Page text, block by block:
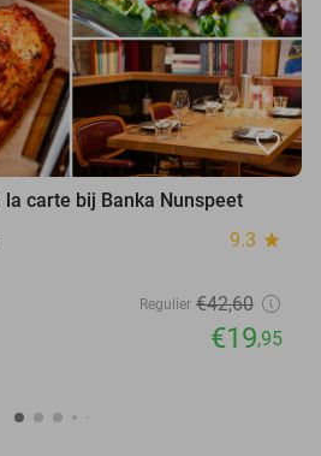
favorite_border
carte bij Banka Nunspeet
9.3 star
Regulier €42,60
€19,95